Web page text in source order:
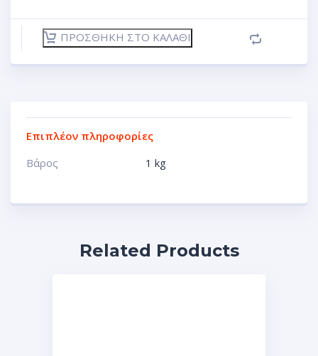
ΠΡΟΣΘΉΚΗ ΣΤΟ ΚΑΛΆΘΙ
Επιπλέον πληροφορίες
Βάρος
1 kg
Related Products